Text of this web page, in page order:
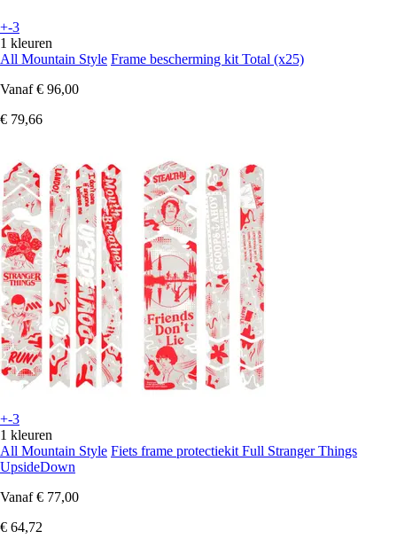
+-3
1 kleuren
All Mountain Style Frame bescherming kit Total (x25)
Vanaf € 96,00
€ 79,66
+-3
1 kleuren
All Mountain Style Fiets frame protectiekit Full Stranger Things
UpsideDown
Vanaf € 77,00
€ 64,72